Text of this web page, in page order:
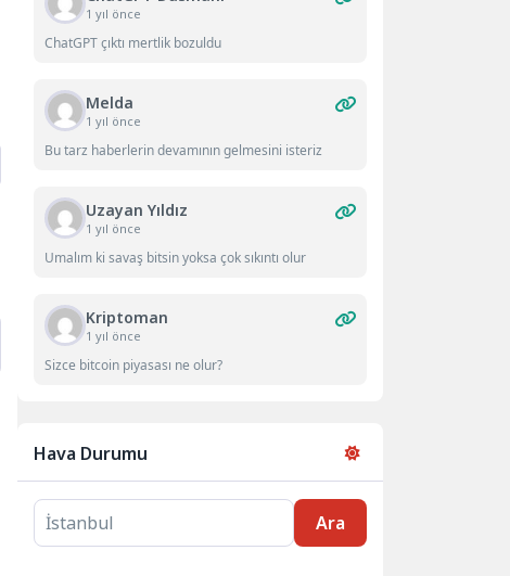
1 yıl önce
ChatGPT çıktı mertlik bozuldu
Melda
1 yıl önce
Bu tarz haberlerin devamının gelmesini isteriz
Uzayan Yıldız
1 yıl önce
Umalım ki savaş bitsin yoksa çok sıkıntı olur
Kriptoman
1 yıl önce
Sizce bitcoin piyasası ne olur?
Hava Durumu
Ara